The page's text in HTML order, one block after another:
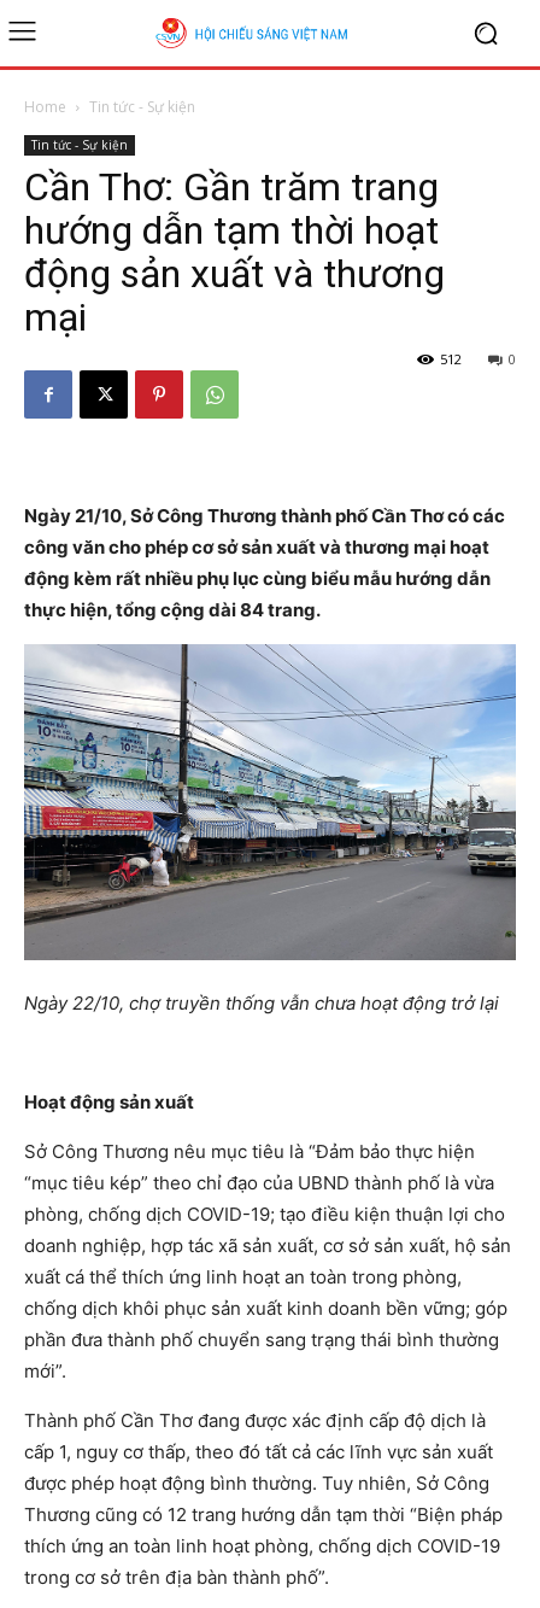
Home Tin tức - Sự kiện
Tin tức - Sự kiện
Cần Thơ: Gần trăm trang
hướng dẫn tạm thời hoạt
động sản xuất và thương
mại
0
512
Ngày 21/10, Sở Công Thương thành phố Cần Thơ có các
công văn cho phép cơ sở sản xuất và thương mại hoạt
động kèm rất nhiều phụ lục cùng biểu mẫu hướng dẫn
thực hiện, tổng cộng dài 84 trang.
Ngày 22/10, chợ truyền thống vẫn chưa hoạt động trở lại
Hoạt động sản xuất
Sở Công Thương nêu mục tiêu là “Đảm bảo thực hiện
“mục tiêu kép” theo chỉ đạo của UBND thành phố là vừa
phòng, chống dịch COVID-19; tạo điều kiện thuận lợi cho
doanh nghiệp, hợp tác xã sản xuất, cơ sở sản xuất, hộ sản
xuất cá thể thích ứng linh hoạt an toàn trong phòng,
chống dịch khôi phục sản xuất kinh doanh bền vững; góp
phần đưa thành phố chuyển sang trạng thái bình thường
mới”.
Thành phố Cần Thơ đang được xác định cấp độ dịch là
cấp 1, nguy cơ thấp, theo đó tất cả các lĩnh vực sản xuất
được phép hoạt động bình thường. Tuy nhiên, Sở Công
Thương cũng có 12 trang hướng dẫn tạm thời “Biện pháp
thích ứng an toàn linh hoạt phòng, chống dịch COVID-19
trong cơ sở trên địa bàn thành phố”.